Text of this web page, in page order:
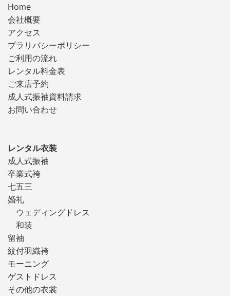
Home
会社概要
アクセス
プラリバシーポリシー
ご利用の流れ
レンタル料金表
ご来店予約
成人式振袖資料請求
お問い合わせ
レンタル衣装
成人式振袖
卒業式袴
七五三
婚礼
ウェディングドレス
和装
留袖
紋付羽織袴
モーニング
ゲストドレス
その他の衣裳